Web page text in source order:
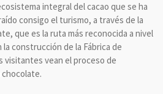
integral del cacao que se ha
consigo el turismo, a través de la
que es la ruta más reconocida a nivel
construcción de la Fábrica de
visitantes vean el proceso de